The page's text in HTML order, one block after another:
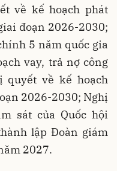
về kế hoạch phát
đoạn 2026-2030;
5 năm quốc gia
vay, trả nợ công
quyết về kế hoạch
2026-2030; Nghị
sát của Quốc hội
lập Đoàn giám
2027.